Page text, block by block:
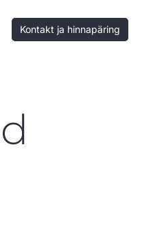
Kontakt ja hinnapäring